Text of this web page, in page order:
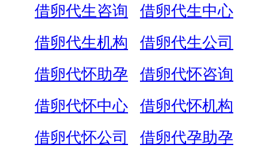
借卵代生咨询
借卵代生中心
借卵代生机构
借卵代生公司
借卵代怀助孕
借卵代怀咨询
借卵代怀中心
借卵代怀机构
借卵代怀公司
借卵代孕助孕